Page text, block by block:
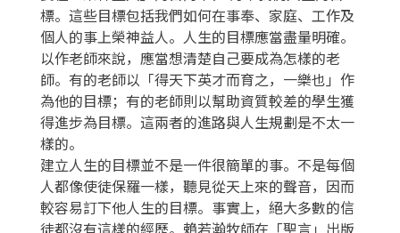
標。這些目標包括我們如何在事奉、家庭、工作及
個人的事上榮神益人。人生的目標應當盡量明確。
以作老師來說，應當想清楚自己要成為怎樣的老
師。有的老師以「得天下英才而育之，一樂也」作
為他的目標；有的老師則以幫助資質較差的學生獲
得進步為目標。這兩者的進路與人生規劃是不太一
樣的。
建立人生的目標並不是一件很簡單的事。不是每個
人都像使徒保羅一樣，聽見從天上來的聲音，因而
較容易訂下他人生的目標。事實上，絕大多數的信
徒都沒有這樣的經歷。賴若瀚牧師在「聖言」出版